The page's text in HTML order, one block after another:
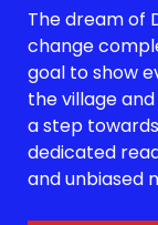
The dream of
change
goal to show
the village
a step
dedicated
and unbiased